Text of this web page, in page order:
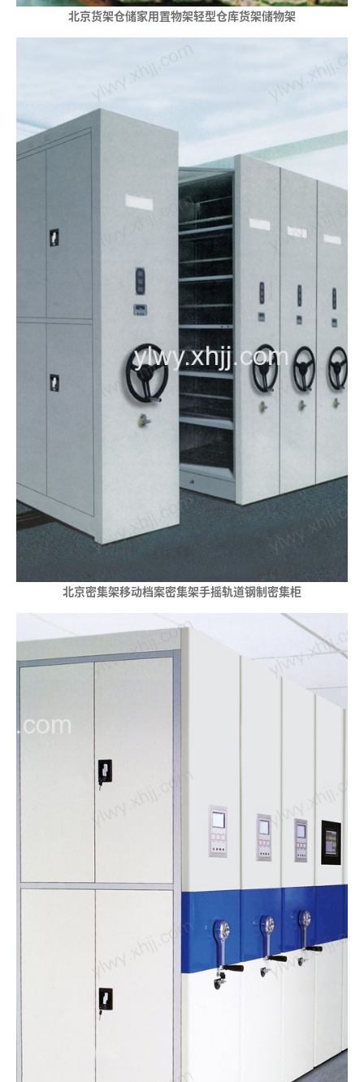
北京货架仓储家用置物架轻型仓库货架储物架
北京密集架移动档案密集架手摇轨道钢制密集柜